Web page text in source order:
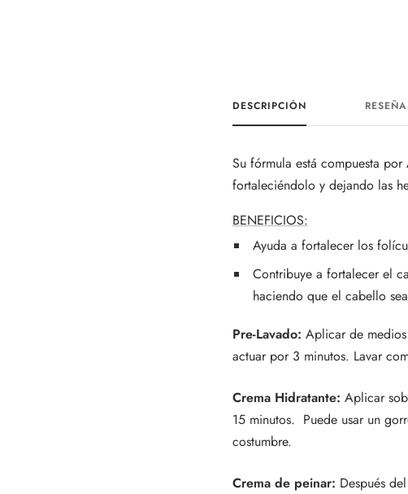
DESCRIPCIÓN
Su fórmula está compuesta
fortaleciéndolo y dejando las
BENEFICIOS:
Ayuda a fortalecer los
Contribuye a fortalecer el
haciendo que el cabello
Pre-Lavado: Aplicar de
actuar por 3 minutos. Lavar
Crema Hidratante: Aplicar
15 minutos. Puede usar un
costumbre.
Crema de peinar: Después